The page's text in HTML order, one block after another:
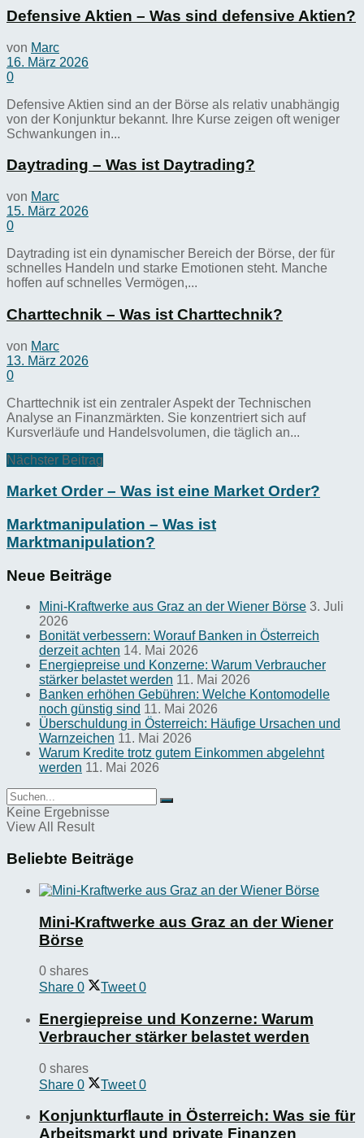
Defensive Aktien – Was sind defensive Aktien?
von Marc
16. März 2026
0
Defensive Aktien sind an der Börse als relativ unabhängig
von der Konjunktur bekannt. Ihre Kurse zeigen oft weniger
Schwankungen in...
Daytrading – Was ist Daytrading?
von Marc
15. März 2026
0
Daytrading ist ein dynamischer Bereich der Börse, der für
schnelles Handeln und starke Emotionen steht. Manche
hoffen auf schnelles Vermögen,...
Charttechnik – Was ist Charttechnik?
von Marc
13. März 2026
0
Charttechnik ist ein zentraler Aspekt der Technischen
Analyse an Finanzmärkten. Sie konzentriert sich auf
Kursverläufe und Handelsvolumen, die täglich an...
Nächster Beitrag
Market Order – Was ist eine Market Order?
Marktmanipulation – Was ist
Marktmanipulation?
Neue Beiträge
Mini-Kraftwerke aus Graz an der Wiener Börse 3. Juli
2026
Bonität verbessern: Worauf Banken in Österreich
derzeit achten 14. Mai 2026
Energiepreise und Konzerne: Warum Verbraucher
stärker belastet werden 11. Mai 2026
Banken erhöhen Gebühren: Welche Kontomodelle
noch günstig sind 11. Mai 2026
Überschuldung in Österreich: Häufige Ursachen und
Warnzeichen 11. Mai 2026
Warum Kredite trotz gutem Einkommen abgelehnt
werden 11. Mai 2026
Keine Ergebnisse
View All Result
Beliebte Beiträge
Mini-Kraftwerke aus Graz an der Wiener
Börse
0 shares
Share 0 Tweet 0
Energiepreise und Konzerne: Warum
Verbraucher stärker belastet werden
0 shares
Share 0 Tweet 0
Konjunkturflaute in Österreich: Was sie für
Arbeitsmarkt und private Finanzen